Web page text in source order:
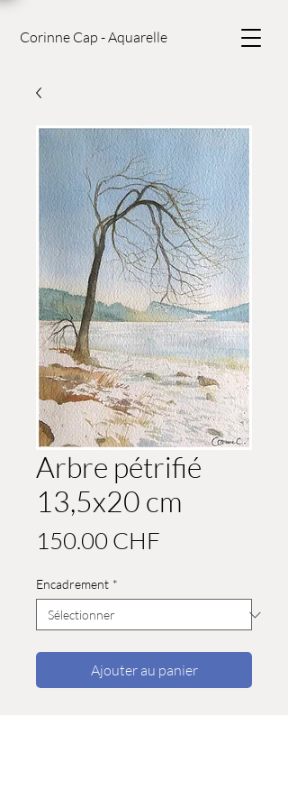
Corinne Cap - Aquarelle
Arbre pétrifié
13,5x20 cm
150.00 CHF
Encadrement *
Ajouter au panier